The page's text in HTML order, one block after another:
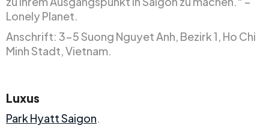
Lonely Planet.
Anschrift: 3-5 Suong Nguyet Anh, Bezirk 1, Ho Chi
Minh Stadt, Vietnam.
Luxus
Park Hyatt Saigon.